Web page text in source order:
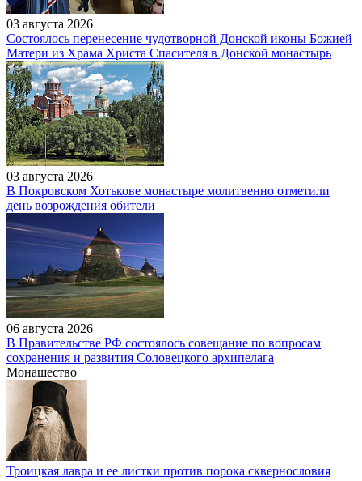
03 августа 2026
Состоялось перенесение чудотворной Донской иконы Божией
Матери из Храма Христа Спасителя в Донской монастырь
03 августа 2026
В Покровском Хотькове монастыре молитвенно отметили
день возрождения обители
06 августа 2026
В Правительстве РФ состоялось совещание по вопросам
сохранения и развития Соловецкого архипелага
Монашество
Троицкая лавра и ее листки против порока сквернословия